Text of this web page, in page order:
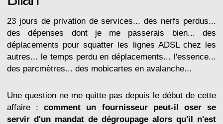
23 jours de privation de services... des nerfs perdus...
des dépenses dont je me passerais bien... des
déplacements pour squatter les lignes ADSL chez les
autres... le temps perdu en déplacements... l'essence...
des parcmètres... des mobicartes en avalanche...
Une question ne me quitte pas depuis le début de cette
affaire :comment un fournisseur peut-il oser se
servir d'un mandat de dégroupage alors qu'il n'est